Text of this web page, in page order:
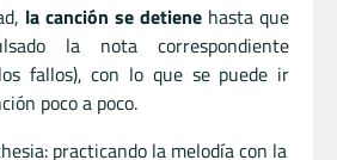
la canción se detiene hasta que
la nota correspondiente
fallos), con lo que se puede ir
poco a poco.